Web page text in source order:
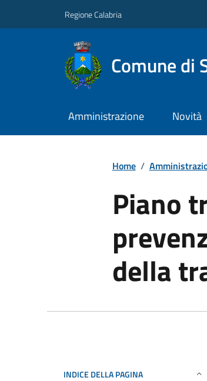
Regione Calabria
Comune di
Amministrazione Novità
Home /
Piano
della
INDICE DELLA PAGINA